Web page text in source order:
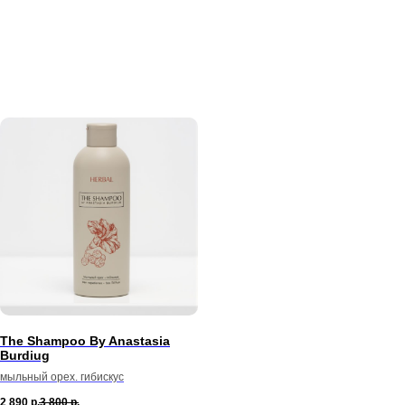
The Shampoo By Anastasia
Burdiug
мыльный орех. гибискус
2 890 р.3 800 р.